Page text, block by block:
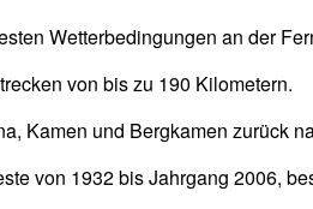
Wetterbedingungen an der
von bis zu 190 Kilometern.
Kamen und Bergkamen zurück
von 1932 bis Jahrgang 2006,